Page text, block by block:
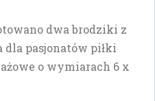
dwa brodziki z
dla pasjonatów piłki
o wymiarach 6 x